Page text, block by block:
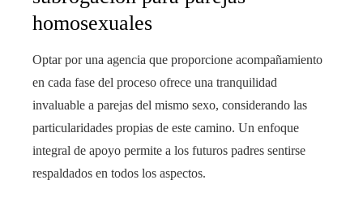
homosexuales
Optar por una agencia que proporcione acompañamiento
en cada fase del proceso ofrece una tranquilidad
invaluable a parejas del mismo sexo, considerando las
particularidades propias de este camino. Un enfoque
integral de apoyo permite a los futuros padres sentirse
respaldados en todos los aspectos.